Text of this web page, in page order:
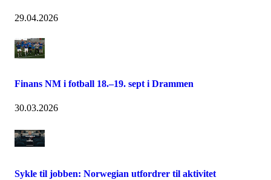
29.04.2026
Finans NM i fotball 18.–19. sept i Drammen
30.03.2026
Sykle til jobben: Norwegian utfordrer til aktivitet